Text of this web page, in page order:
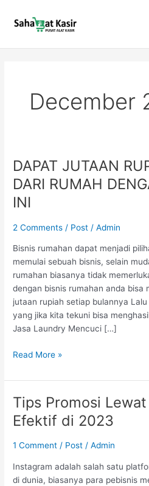
December
DAPAT JUTAAN
DARI RUMAH
INI
2 Comments / Post /Admin
Bisnis rumahan dapat menjadi
memulai sebuah bisnis, selain
rumahan biasanya tidak
dengan bisnis rumahan anda bisa
jutaan rupiah setiap bulannya
yang jika kita tekuni bisa
Jasa Laundry Mencuci […]
DAPAT
JUTAAN
RUPIAH
HANYA
RUMAH
DENGAN
PEKERJAAN
Read More »
Tips Promosi
Efektif di 2023
1 Comment / Post /Admin
Instagram adalah salah satu
di dunia, biasanya para pebisnis
Tips
Promosi
Lewat
di
2023